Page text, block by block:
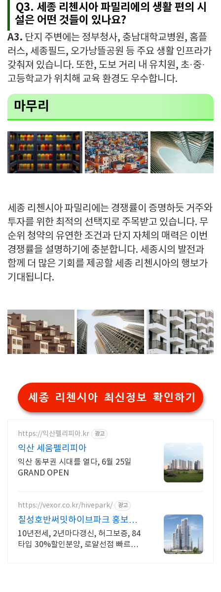
Q3. 세종 리첸시아 파밀리에의 생활 편의 시
설은 어떤 것들이 있나요?
A3. 단지 주변에는 정부청사, 충남대학교병원, 홈플
러스, 세종필드, 오가낭뜰공원 등 주요 생활 인프라가
갖춰져 있습니다. 또한, 도보 거리 내 유치원, 초·중·
고등학교가 위치해 교육 환경도 우수합니다.
마무리
세종 리첸시아 파밀리에는 경쟁률이 증명하듯 거주와
투자를 위한 최적의 선택지로 주목받고 있습니다. 무
순위 청약의 유연한 조건과 단지 자체의 매력은 이번
경쟁률을 설명하기에 충분합니다. 세종시의 발전과
함께 더 많은 기회를 제공할 세종 리첸시아의 행보가
기대됩니다.
세종 리첸시아 최신정보 확인하기
https://익산펠리피아.kr 광고
익산 세움펠리피아
익산 동부권 시대를 열다, 6월 25일
GRAND OPEN
https://vexor.co.kr/hivepark/ 광고
칠성호반써밋하이브파크 홍보관
10년 전세임대
10년전세, 2년마다갱신, 허그보증, 84
타입 30%할인분양, 로얄선점 빠르게